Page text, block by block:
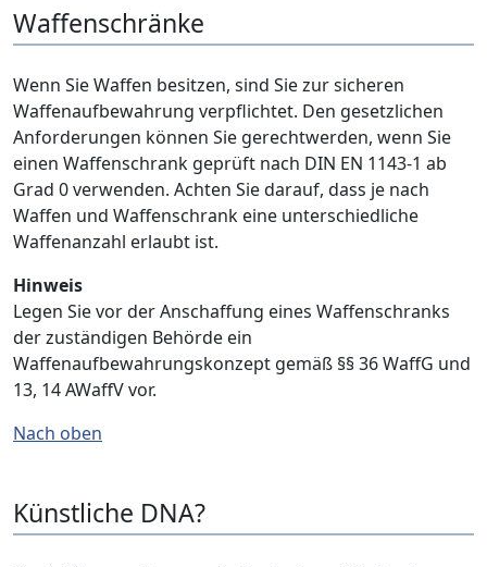
Waffenschränke
Wenn Sie Waffen besitzen, sind Sie zur sicheren
Waffenaufbewahrung verpflichtet. Den gesetzlichen
Anforderungen können Sie gerechtwerden, wenn Sie
einen Waffenschrank geprüft nach DIN EN 1143-1 ab
Grad 0 verwenden. Achten Sie darauf, dass je nach
Waffen und Waffenschrank eine unterschiedliche
Waffenanzahl erlaubt ist.
Hinweis
Legen Sie vor der Anschaffung eines Waffenschranks
der zuständigen Behörde ein
Waffenaufbewahrungskonzept gemäß §§ 36 WaffG und
13, 14 AWaffV vor.
Nach oben
Künstliche DNA?